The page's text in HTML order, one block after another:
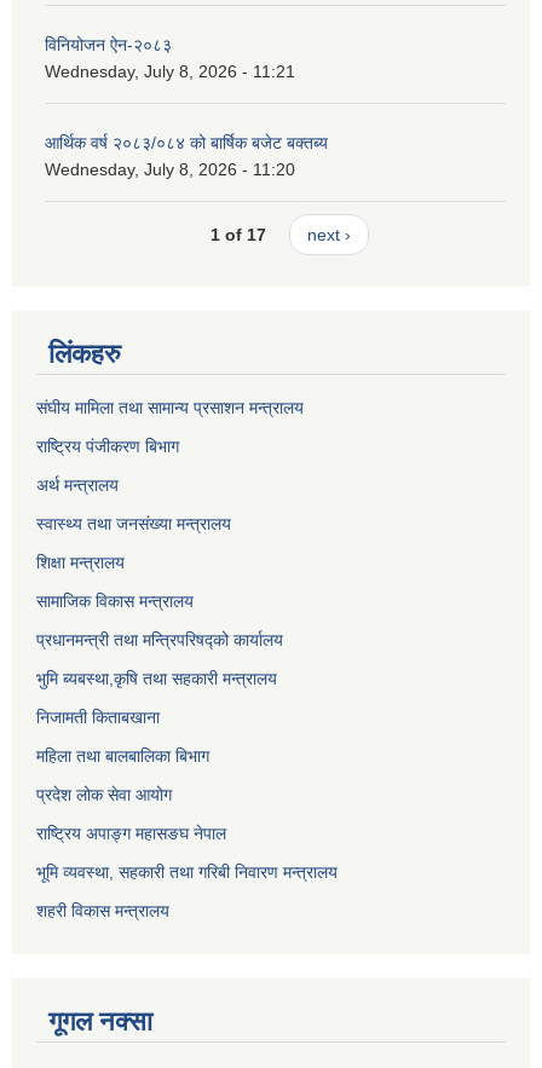
विनियोजन ऐन-२०८३
Wednesday, July 8, 2026 - 11:21
आर्थिक वर्ष २०८३/०८४ को बार्षिक बजेट बक्तब्य
Wednesday, July 8, 2026 - 11:20
1 of 17 next ›
लिंकहरु
संघीय मामिला तथा सामान्य प्रसाशन मन्त्रालय
राष्ट्रिय पंजीकरण बिभाग
अर्थ मन्त्रालय
स्वास्थ्य तथा जनसंख्या मन्त्रालय
शिक्षा मन्त्रालय
सामाजिक विकास मन्त्रालय
प्रधानमन्त्री तथा मन्त्रिपरिषद्को कार्यालय
भुमि ब्यबस्था,कृषि तथा सहकारी मन्त्रालय
निजामती किताबखाना
महिला तथा बालबालिका बिभाग
प्रदेश लोक सेवा आयोग
राष्ट्रिय अपाङ्ग महासङघ नेपाल
भूमि व्यवस्था, सहकारी तथा गरिबी निवारण मन्त्रालय
शहरी विकास मन्त्रालय
गूगल नक्सा